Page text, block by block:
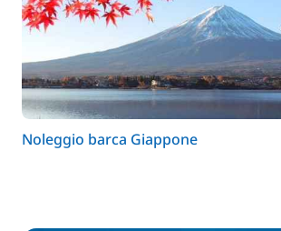
Noleggio barca Giappone